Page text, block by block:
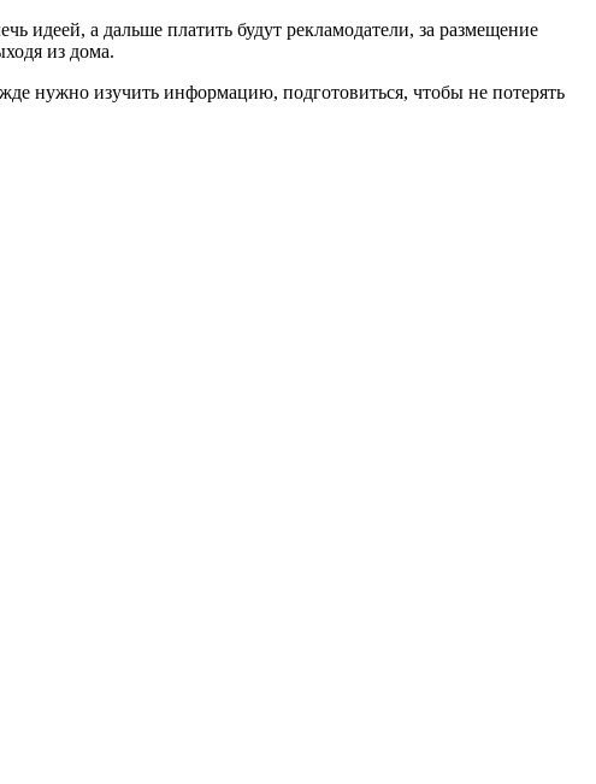
идеей, а дальше платить будут рекламодатели, за размещение
из дома.
нужно изучить информацию, подготовиться, чтобы не потерять